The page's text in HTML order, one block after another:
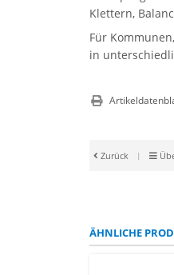
Klettern,
Für
in
Zurück |
ÄHNLICHE